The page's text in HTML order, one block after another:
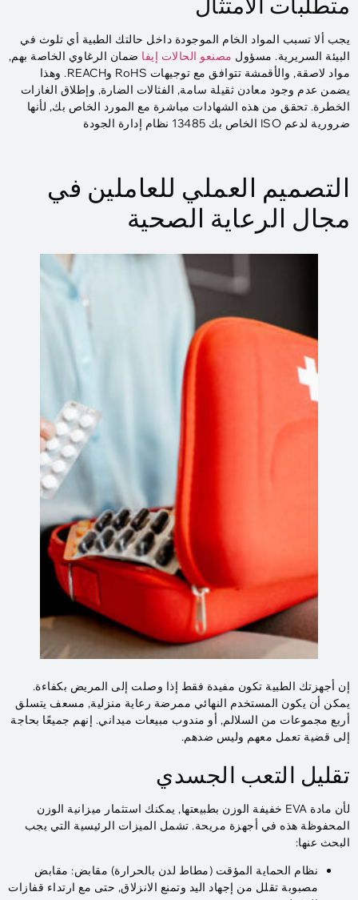
يجب ألا تسبب المواد الخام الموجودة داخل حالتك الطبية أي تلوث في
البيئة السريرية. مسؤول مصنعو الحالات إيفا ضمان الرغاوي الخاصة بهم,
مواد لاصقة, والأقمشة تتوافق مع توجيهات RoHS وREACH. وهذا
يضمن عدم وجود معادن ثقيلة سامة, الفثالات الضارة, وإطلاق الغازات
الخطرة. تحقق من هذه الشهادات مباشرة مع المورد الخاص بك, لأنها
ضرورية لدعم ISO الخاص بك 13485 نظام إدارة الجودة
التصميم العملي للعاملين في
مجال الرعاية الصحية
إن أجهزتك الطبية تكون مفيدة فقط إذا وصلت إلى المريض بكفاءة.
يمكن أن يكون المستخدم النهائي ممرضة رعاية منزلية, مسعف يتسلق
أربع مجموعات من السلالم, أو مندوب مبيعات ميداني. إنهم جميعًا بحاجة
إلى قضية تعمل معهم وليس ضدهم.
تقليل التعب الجسدي
لأن مادة EVA خفيفة الوزن بطبيعتها, يمكنك استثمار ميزانية الوزن
المحفوظة هذه في أجهزة مريحة. تشمل الميزات الرئيسية التي يجب
البحث عنها:
نظام الحماية المؤقت (مطاط لدن بالحرارة) مقابض: مقابض
مصبوبة تقلل من إجهاد اليد وتمنع الانزلاق, حتى مع ارتداء قفازات